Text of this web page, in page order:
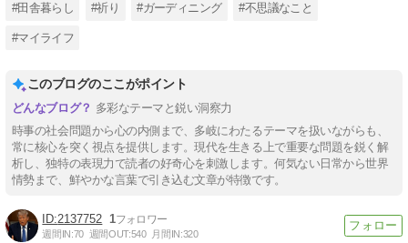
#田舎暮らし #祈り #ガーディニング #不思議なこと
#マイライフ
このブログのここがポイント
多彩なテーマと鋭い洞察力
時事の社会問題から心の内側まで、多岐にわたるテーマを扱いながらも、
常に核心を突く視点を提供します。現代を生きる上で重要な問題を鋭く解
析し、独特の表現力で読者の好奇心を刺激します。何気ない日常から世界
情勢まで、鮮やかな言葉で引き込む文章が特徴です。
2137752 1
週間IN:70 週間OUT:540 月間IN:320